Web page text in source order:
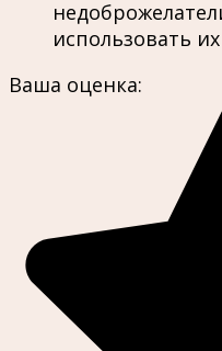
использовать
Ваша оценка: